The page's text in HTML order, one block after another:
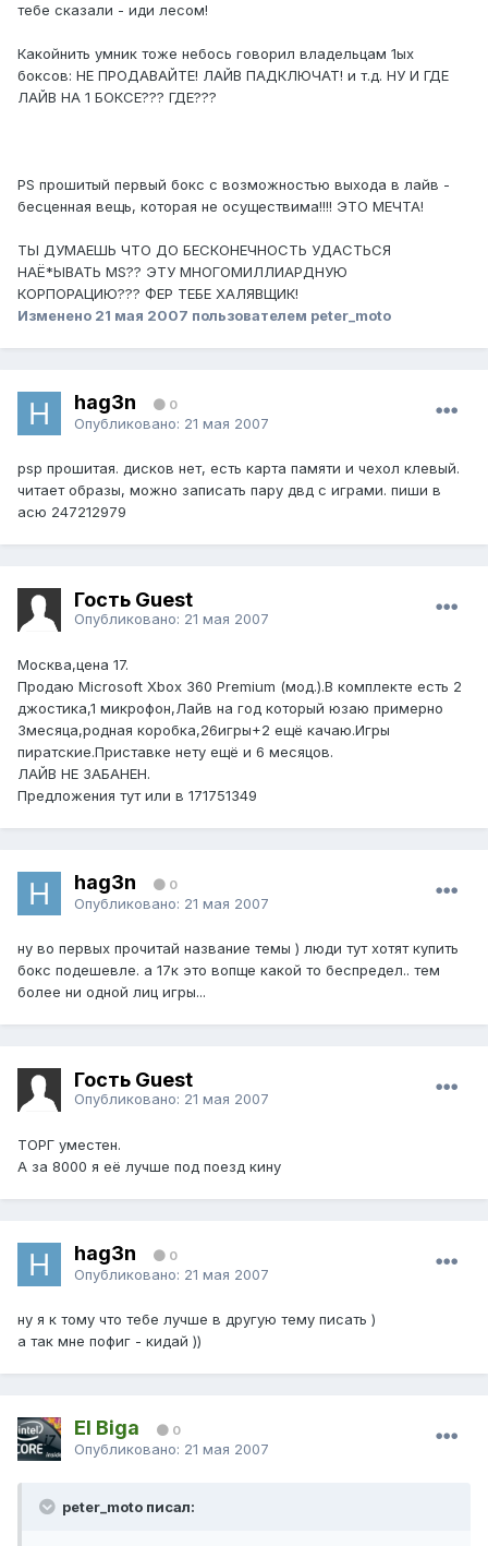
тебе сказали - иди лесом!
Какойнить умник тоже небось говорил владельцам 1ых
боксов: НЕ ПРОДАВАЙТЕ! ЛАЙВ ПАДКЛЮЧАТ! и т.д. НУ И ГДЕ
ЛАЙВ НА 1 БОКСЕ??? ГДЕ???
PS прошитый первый бокс с возможностью выхода в лайв -
бесценная вещь, которая не осуществима!!!! ЭТО МЕЧТА!
ТЫ ДУМАЕШЬ ЧТО ДО БЕСКОНЕЧНОСТЬ УДАСТЬСЯ
НАЁ*ЫВАТЬ MS?? ЭТУ МНОГОМИЛЛИАРДНУЮ
КОРПОРАЦИЮ??? ФЕР ТЕБЕ ХАЛЯВЩИК!
Изменено 21 мая 2007 пользователем peter_moto
hag3n 0
Опубликовано: 21 мая 2007
psp прошитая. дисков нет, есть карта памяти и чехол клевый.
читает образы, можно записать пару двд с играми. пиши в
асю 247212979
Гость Guest
Опубликовано: 21 мая 2007
Москва,цена 17.
Продаю Microsoft Xbox 360 Premium (мод.).В комплекте есть 2
джостика,1 микрофон,Лайв на год который юзаю примерно
3месяца,родная коробка,26игры+2 ещё качаю.Игры
пиратские.Приставке нету ещё и 6 месяцов.
ЛАЙВ НЕ ЗАБАНЕН.
Предложения тут или в 171751349
hag3n 0
Опубликовано: 21 мая 2007
ну во первых прочитай название темы ) люди тут хотят купить
бокс подешевле. а 17к это вопще какой то беспредел.. тем
более ни одной лиц игры...
Гость Guest
Опубликовано: 21 мая 2007
ТОРГ уместен.
А за 8000 я её лучше под поезд кину
hag3n 0
Опубликовано: 21 мая 2007
ну я к тому что тебе лучше в другую тему писать )
а так мне пофиг - кидай ))
El Biga 0
Опубликовано: 21 мая 2007
peter_moto писал: